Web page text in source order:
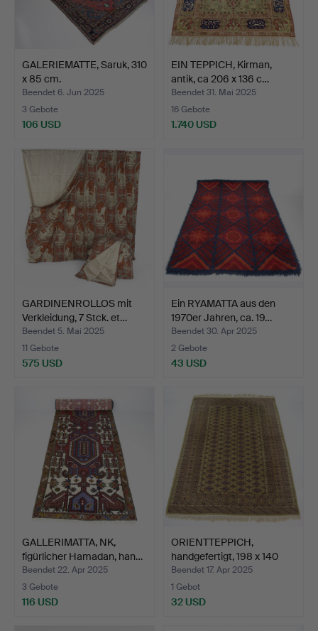
GALERIEMATTE, Saruk, 310
x 85 cm.
Beendet 6. Jun 2025
3 Gebote
106 USD
EIN TEPPICH, Kirman,
antik, ca 206 x 136 c…
Beendet 31. Mai 2025
16 Gebote
1.740 USD
GARDINENROLLOS mit
Verkleidung, 7 Stck. et…
Beendet 5. Mai 2025
11 Gebote
575 USD
Ein RYAMATTA aus den
1970er Jahren, ca. 19…
Beendet 30. Apr 2025
2 Gebote
43 USD
GALLERIMATTA, NK,
figürlicher Hamadan, han…
Beendet 22. Apr 2025
3 Gebote
116 USD
ORIENTTEPPICH,
handgefertigt, 198 x 140
cm…
Beendet 17. Apr 2025
1 Gebot
32 USD